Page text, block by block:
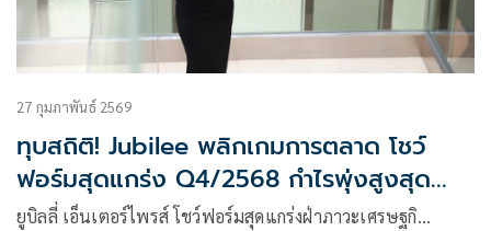
27 กุมภาพันธ์ 2569
ทุบสถิติ! Jubilee พลิกเกมการตลาด โชว์
ฟอร์มสุดแกร่ง Q4/2568 กำไรพุ่งสูงสุด
รอบ 8 ไตรมาส
ยูบิลลี่ เอ็นเตอร์ไพรส์ โชว์ฟอร์มสุดแกร่งฝ่าภาวะเศรษฐกิ…